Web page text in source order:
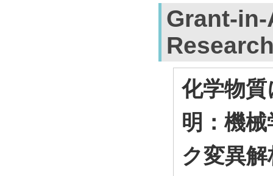
Grant-
化学物
明：機
ク変異解